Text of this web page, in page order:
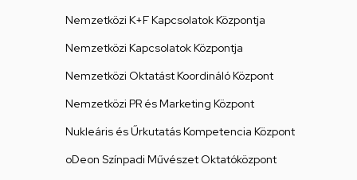
Nemzetközi K+F Kapcsolatok Központja
Nemzetközi Kapcsolatok Központja
Nemzetközi Oktatást Koordináló Központ
Nemzetközi PR és Marketing Központ
Nukleáris és Űrkutatás Kompetencia Központ
oDeon Színpadi Művészet Oktatóközpont